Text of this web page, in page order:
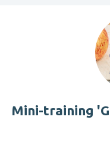
Mini-training